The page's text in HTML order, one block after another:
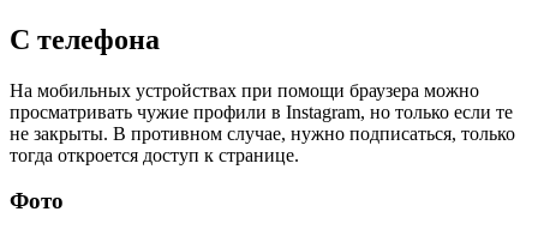
С телефона
На мобильных устройствах при помощи браузера можно
просматривать чужие профили в Instagram, но только если те
не закрыты. В противном случае, нужно подписаться, только
тогда откроется доступ к странице.
Фото